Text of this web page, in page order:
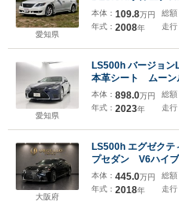
愛知県
ダー リアエンター
ンソン サンルー
本体： 109.8万円
年式： 2008年
総額
走行
愛知県
LS500h バージョ
本革シート ムーン
本体： 898.0万円
年式： 2023年
総額
走行
大阪府
LS500h エグゼクテ
プセダン V6ハイブ
シート 電動ガラス
後席シートヒーター
ライニング&オット
本体： 445.0万円
年式： 2018年
総額
走行